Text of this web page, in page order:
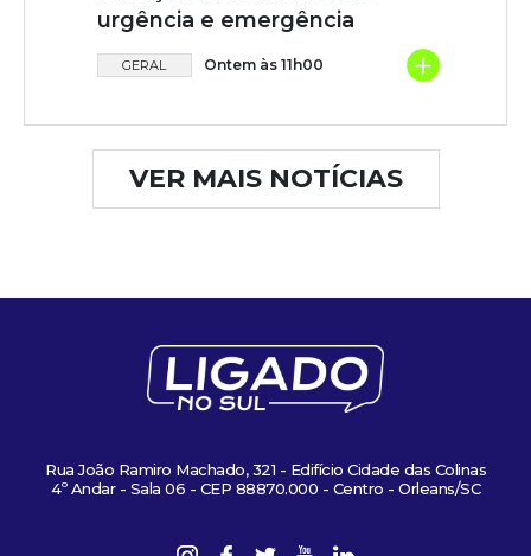
urgência e emergência
GERAL Ontem às 11h00 +
VER MAIS NOTÍCIAS
Rua João Ramiro Machado, 321 - Edifício Cidade das Colinas
4º Andar - Sala 06 - CEP 88870.000 - Centro - Orleans/SC